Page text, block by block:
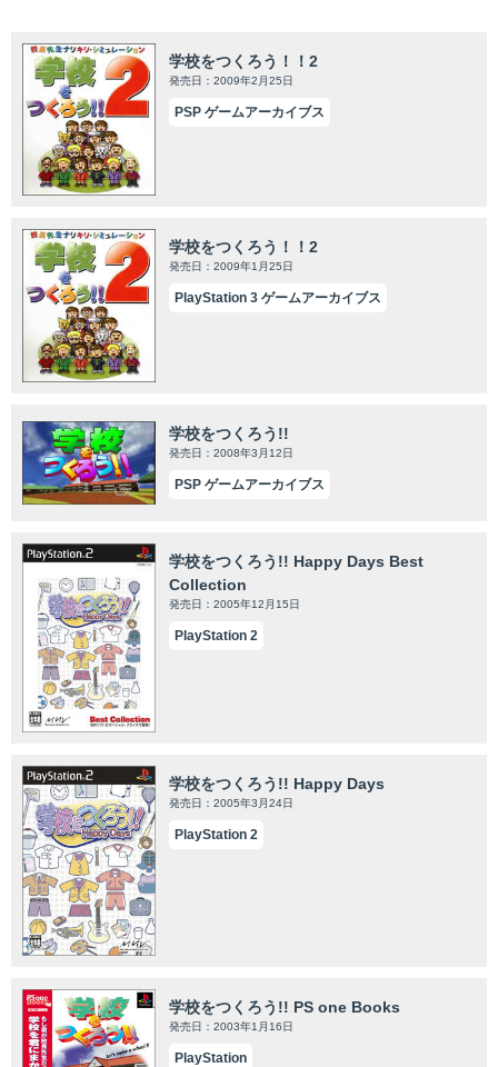
学校をつくろう！！2
発売日：2009年2月25日
PSP ゲームアーカイブス
学校をつくろう！！2
発売日：2009年1月25日
PlayStation 3 ゲームアーカイブス
学校をつくろう!!
発売日：2008年3月12日
PSP ゲームアーカイブス
学校をつくろう!! Happy Days Best
Collection
発売日：2005年12月15日
PlayStation 2
学校をつくろう!! Happy Days
発売日：2005年3月24日
PlayStation 2
学校をつくろう!! PS one Books
発売日：2003年1月16日
PlayStation